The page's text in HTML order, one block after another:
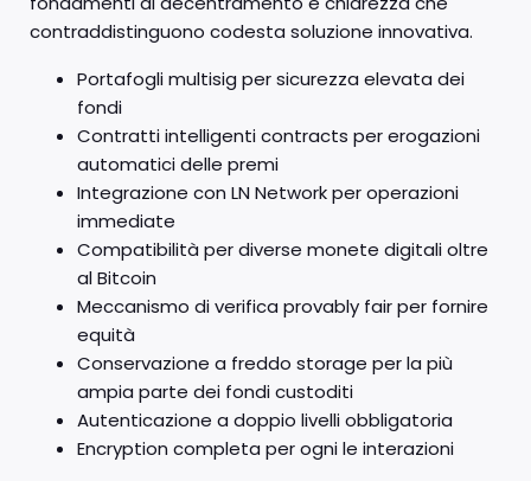
contraddistinguono codesta soluzione innovativa.
Portafogli multisig per sicurezza elevata dei
fondi
Contratti intelligenti contracts per erogazioni
automatici delle premi
Integrazione con LN Network per operazioni
immediate
Compatibilità per diverse monete digitali oltre
al Bitcoin
Meccanismo di verifica provably fair per fornire
equità
Conservazione a freddo storage per la più
ampia parte dei fondi custoditi
Autenticazione a doppio livelli obbligatoria
Encryption completa per ogni le interazioni